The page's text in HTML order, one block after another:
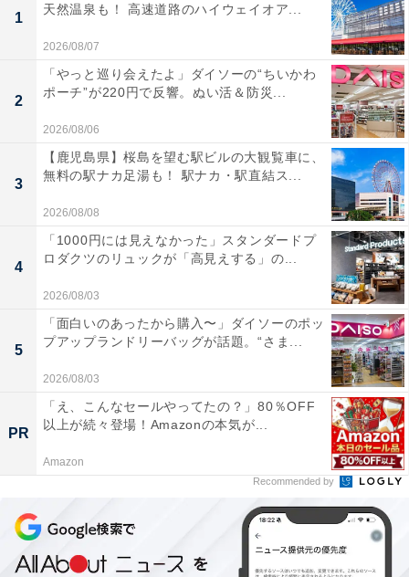
1
天然温泉も！ 高速道路のハイウェイオア...
2026/08/07
2
「やっと巡り会えたよ」ダイソーの“ちいかわ
ポーチ”が220円で反響。ぬい活＆防災...
2026/08/06
3
【鹿児島県】桜島を望む駅ビルの大観覧車に、
無料の駅ナカ足湯も！ 駅ナカ・駅直結ス...
2026/08/08
4
「1000円には見えなかった」スタンダードプ
ロダクツのリュックが「高見えする」の...
2026/08/03
5
「面白いのあったから購入〜」ダイソーのポッ
プアップランドリーバッグが話題。“さま...
2026/08/03
PR
「え、こんなセールやってたの？」80％OFF
以上が続々登場！Amazonの本気が...
Amazon
Recommended by